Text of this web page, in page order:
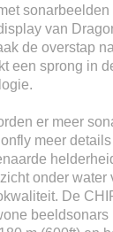
van
de overstap
een sprong in
er meer
meer
onder water
De